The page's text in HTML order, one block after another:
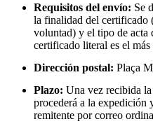
Requisitos del envío: Se
la finalidad del certificado
voluntad) y el tipo de acta
certificado literal es el
Dirección postal: Plaça
Plazo: Una vez recibida
procederá a la
remitente por correo